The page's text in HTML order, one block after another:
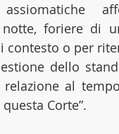
foriere di
o per
dello
al
Corte”.